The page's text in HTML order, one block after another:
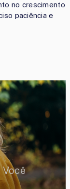
no crescimento
paciência e